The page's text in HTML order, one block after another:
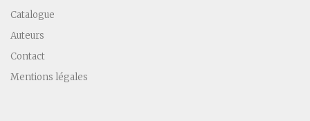
Catalogue
Auteurs
Contact
Mentions légales